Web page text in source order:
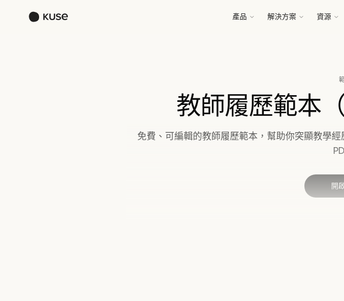
產品 解決方案 資源
教師履歷範本
免費、可編輯的教師履歷範本，幫助你突顯教學
開